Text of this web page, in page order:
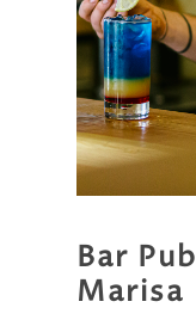
Bar Pub
Marisa